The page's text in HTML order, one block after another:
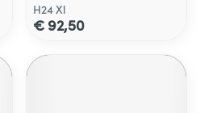
H24 Xl
€ 92,50